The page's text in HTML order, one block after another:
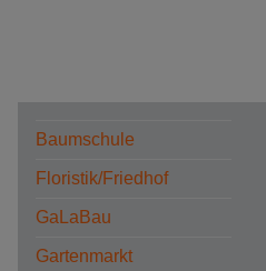
Baumschule
Floristik/Friedhof
GaLaBau
Gartenmarkt